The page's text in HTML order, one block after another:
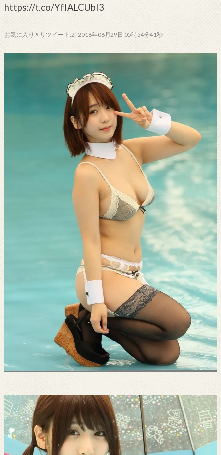
https://t.co/YfIALCUbI3
お気に入り:9 リツイート:2 | 2018年06月29日 05時54分41秒